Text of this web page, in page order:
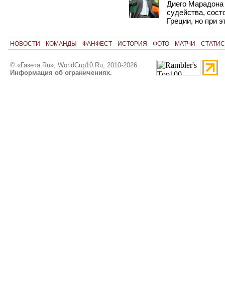
Диего Марадона
судейства,
Греции, но при
НОВОСТИ КОМАНДЫ ФАНФЕСТ ИСТОРИЯ ФОТО МАТЧИ
© «Газета.Ru», WorldCup10.Ru, 2010-2026.
Информация об ограничениях.